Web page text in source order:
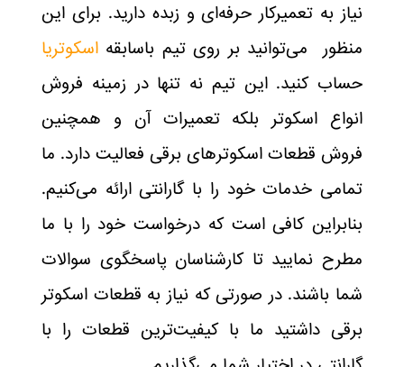
نیاز به تعمیرکار حرفه‌ای و زبده دارید. برای این
منظور می‌توانید بر روی تیم باسابقه اسکوتریا
حساب کنید. این تیم نه تنها در زمینه فروش
انواع اسکوتر بلکه تعمیرات آن و همچنین
فروش قطعات اسکوتر‌های برقی فعالیت دارد. ما
تمامی خدمات خود را با گارانتی ارائه می‌کنیم.
بنابراین کافی است که درخواست خود را با ما
مطرح نمایید تا کارشناسان پاسخگوی سوالات
شما باشند. در صورتی که نیاز به قطعات اسکوتر
برقی داشتید ما با کیفیت‌ترین قطعات را با